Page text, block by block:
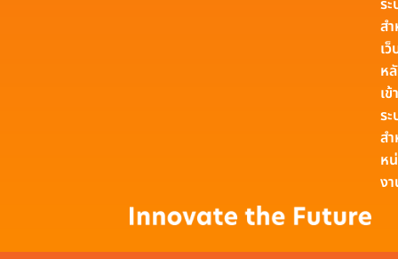
ร
ส
เ
ห
เข้
ร
ส
ห
ง